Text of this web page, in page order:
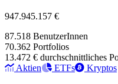
947.945.157 €
87.518 BenutzerInnen
70.362 Portfolios
13.472 € durchschnittliches
Aktien
ETFs Kryptos